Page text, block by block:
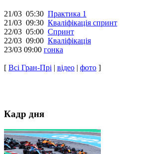
21/03 05:30 Практика 1
21/03 09:30 Кваліфікація спринт
22/03 05:00 Спринт
22/03 09:00 Кваліфікація
23/03 09:00 гонка
[ Всі Гран-Прі | відео | фото ]
Кадр дня